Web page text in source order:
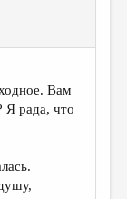
Вам
Я рада, что